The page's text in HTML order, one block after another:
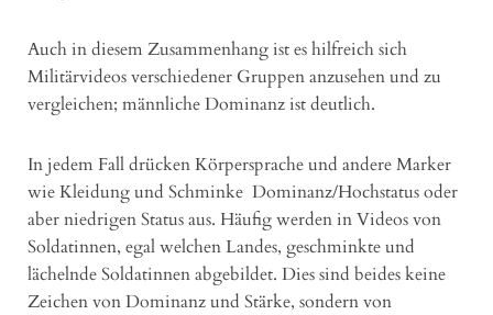
Auch in diesem Zusammenhang ist es hilfreich sich
Militärvideos verschiedener Gruppen anzusehen und zu
vergleichen; männliche Dominanz ist deutlich.
In jedem Fall drücken Körpersprache und andere Marker
wie Kleidung und Schminke Dominanz/Hochstatus oder
aber niedrigen Status aus. Häufig werden in Videos von
Soldatinnen, egal welchen Landes, geschminkte und
lächelnde Soldatinnen abgebildet. Dies sind beides keine
Zeichen von Dominanz und Stärke, sondern von